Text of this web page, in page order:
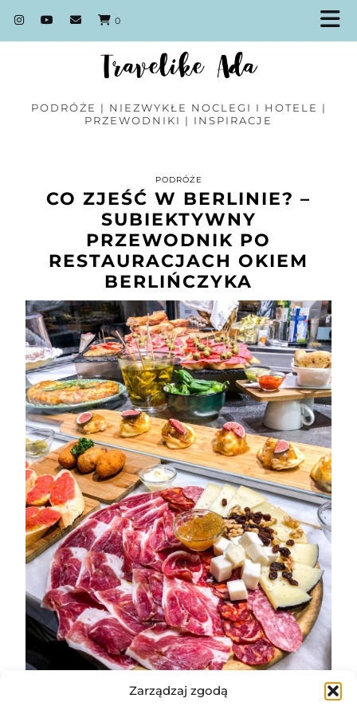
0
Zarządzaj zgodą
PODRÓŻE | NIEZWYKŁE NOCLEGI I HOTELE |
PRZEWODNIKI | INSPIRACJE
PODRÓŻE
CO ZJEŚĆ W BERLINIE? –
SUBIEKTYWNY
PRZEWODNIK PO
RESTAURACJACH OKIEM
BERLIŃCZYKA